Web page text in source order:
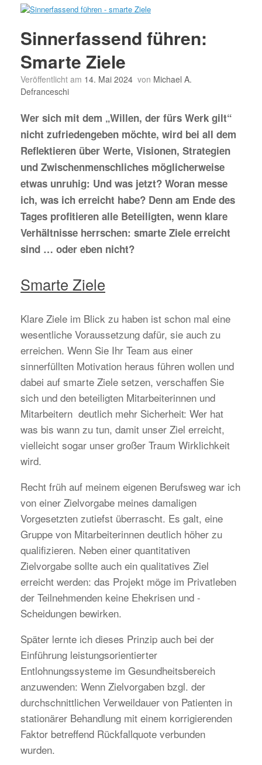
Sinnerfassend führen:
Smarte Ziele
Veröffentlicht am 14. Mai 2024 von Michael A.
Defranceschi
Wer sich mit dem „Willen, der fürs Werk gilt“
nicht zufriedengeben möchte, wird bei all dem
Reflektieren über Werte, Visionen, Strategien
und Zwischenmenschliches möglicherweise
etwas unruhig: Und was jetzt? Woran messe
ich, was ich erreicht habe? Denn am Ende des
Tages profitieren alle Beteiligten, wenn klare
Verhältnisse herrschen: smarte Ziele erreicht
sind … oder eben nicht?
Smarte Ziele
Klare Ziele im Blick zu haben ist schon mal eine
wesentliche Voraussetzung dafür, sie auch zu
erreichen. Wenn Sie Ihr Team aus einer
sinnerfüllten Motivation heraus führen wollen und
dabei auf smarte Ziele setzen, verschaffen Sie
sich und den beteiligten Mitarbeiterinnen und
Mitarbeitern deutlich mehr Sicherheit: Wer hat
was bis wann zu tun, damit unser Ziel erreicht,
vielleicht sogar unser großer Traum Wirklichkeit
wird.
Recht früh auf meinem eigenen Berufsweg war ich
von einer Zielvorgabe meines damaligen
Vorgesetzten zutiefst überrascht. Es galt, eine
Gruppe von Mitarbeiterinnen deutlich höher zu
qualifizieren. Neben einer quantitativen
Zielvorgabe sollte auch ein qualitatives Ziel
erreicht werden: das Projekt möge im Privatleben
der Teilnehmenden keine Ehekrisen und -
Scheidungen bewirken.
Später lernte ich dieses Prinzip auch bei der
Einführung leistungsorientierter
Entlohnungssysteme im Gesundheitsbereich
anzuwenden: Wenn Zielvorgaben bzgl. der
durchschnittlichen Verweildauer von Patienten in
stationärer Behandlung mit einem korrigierenden
Faktor betreffend Rückfallquote verbunden
wurden.